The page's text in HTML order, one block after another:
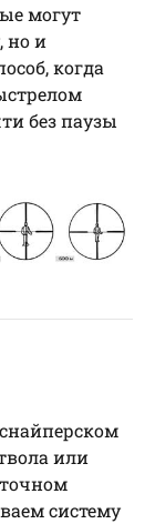
могут
но и
когда
без паузы
или
систему